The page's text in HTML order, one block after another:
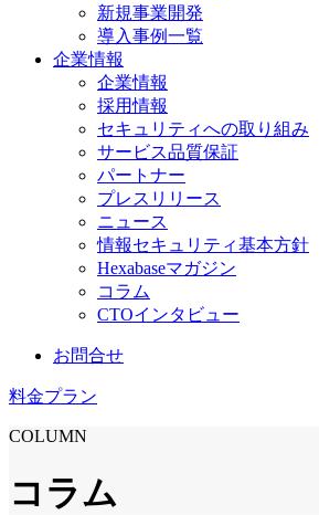
新規事業開発
導入事例一覧
企業情報
企業情報
採用情報
セキュリティへの取り組み
サービス品質保証
パートナー
プレスリリース
ニュース
情報セキュリティ基本方針
Hexabaseマガジン
コラム
CTOインタビュー
お問合せ
料金プラン
COLUMN
コラム